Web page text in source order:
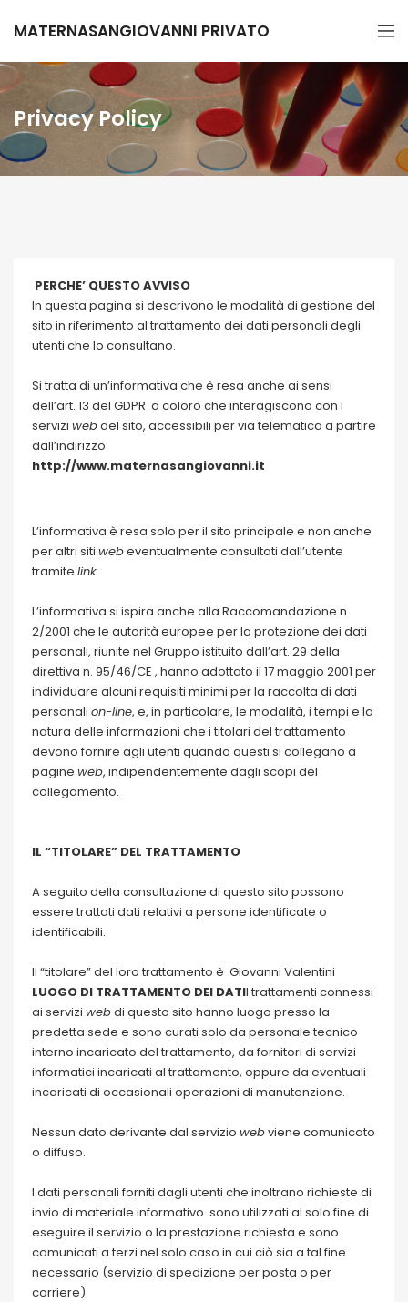
MATERNASANGIOVANNI PRIVATO
Privacy Policy
PERCHE’ QUESTO AVVISO
In questa pagina si descrivono le modalità di gestione del
sito in riferimento al trattamento dei dati personali degli
utenti che lo consultano.
Si tratta di un’informativa che è resa anche ai sensi
dell’art. 13 del GDPR a coloro che interagiscono con i
servizi webdel sito, accessibili per via telematica a partire
dall’indirizzo:
http://www.maternasangiovanni.it
L’informativa è resa solo per il sito principale e non anche
per altri siti webeventualmente consultati dall’utente
tramite link.
L’informativa si ispira anche alla Raccomandazione n.
2/2001 che le autorità europee per la protezione dei dati
personali, riunite nel Gruppo istituito dall’art. 29 della
direttiva n. 95/46/CE , hanno adottato il 17 maggio 2001 per
individuare alcuni requisiti minimi per la raccolta di dati
personali on-line, e, in particolare, le modalità, i tempi e la
natura delle informazioni che i titolari del trattamento
devono fornire agli utenti quando questi si collegano a
pagine web, indipendentemente dagli scopi del
collegamento.
IL “TITOLARE” DEL TRATTAMENTO
A seguito della consultazione di questo sito possono
essere trattati dati relativi a persone identificate o
identificabili.
Il “titolare” del loro trattamento è Giovanni Valentini
LUOGO DI TRATTAMENTO DEI DATII trattamenti connessi
ai servizi webdi questo sito hanno luogo presso la
predetta sede e sono curati solo da personale tecnico
interno incaricato del trattamento, da fornitori di servizi
informatici incaricati al trattamento, oppure da eventuali
incaricati di occasionali operazioni di manutenzione.
Nessun dato derivante dal servizio webviene comunicato
o diffuso.
I dati personali forniti dagli utenti che inoltrano richieste di
invio di materiale informativo sono utilizzati al solo fine di
eseguire il servizio o la prestazione richiesta e sono
comunicati a terzi nel solo caso in cui ciò sia a tal fine
necessario (servizio di spedizione per posta o per
corriere).